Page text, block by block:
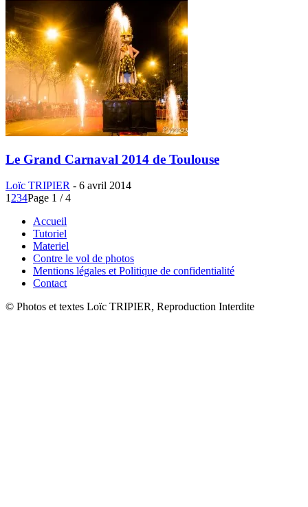
Le Grand Carnaval 2014 de Toulouse
Loïc TRIPIER - 6 avril 2014
1 234Page 1 / 4
Accueil
Tutoriel
Materiel
Contre le vol de photos
Mentions légales et Politique de confidentialité
Contact
© Photos et textes Loïc TRIPIER, Reproduction Interdite